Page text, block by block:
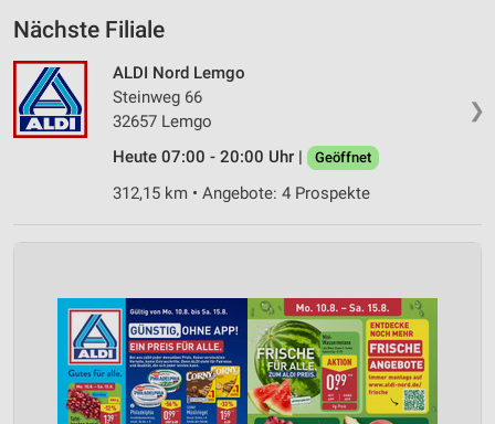
Nächste Filiale
❯
ALDI Nord Lemgo
Steinweg 66
32657 Lemgo
Heute 07:00 - 20:00 Uhr |
Geöffnet
312,15 km • Angebote: 4 Prospekte